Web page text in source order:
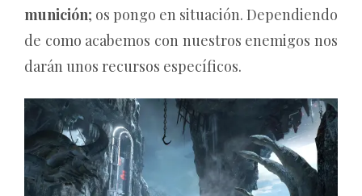
munición; os pongo en situación. Dependiendo
de como acabemos con nuestros enemigos nos
darán unos recursos específicos.